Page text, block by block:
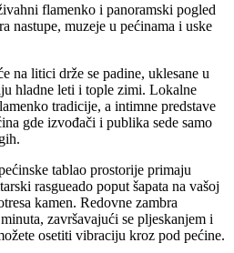
flamenko i panoramski pogled
nastupe, muzeje u pećinama i uske
na litici drže se padine, uklesane u
hladne leti i tople zimi. Lokalne
tradicije, a intimne predstave
gde izvođači i publika sede samo
tablao prostorije primaju
rasgueado poput šapata na vašoj
kamen. Redovne zambra
završavajući se pljeskanjem i
osetiti vibraciju kroz pod pećine.